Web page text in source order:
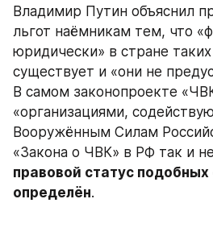
Владимир Путин объяснил
льгот наёмникам тем, что
юридически» в стране
существует и «они не
В самом законопроекте
«организациями,
Вооружённым Силам
«Закона о ЧВК» в РФ так и
правовой статус
определён.